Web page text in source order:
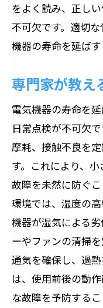
をよく読み、正し
不可欠です。適切
機器の寿命を延ばす
専門家が教え
電気機器の寿命を
日常点検が不可欠
摩耗、接触不良を
す。これにより、
故障を未然に防ぐ
環境では、湿度の高
機器が湿気による
ーやファンの清掃
通気を確保し、過
は、使用前後の動
な故障を予防する